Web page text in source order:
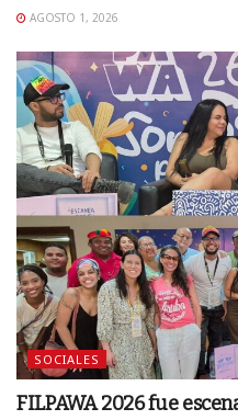
AGOSTO 1, 2026
SOCIALES
FILPAWA 2026 fue